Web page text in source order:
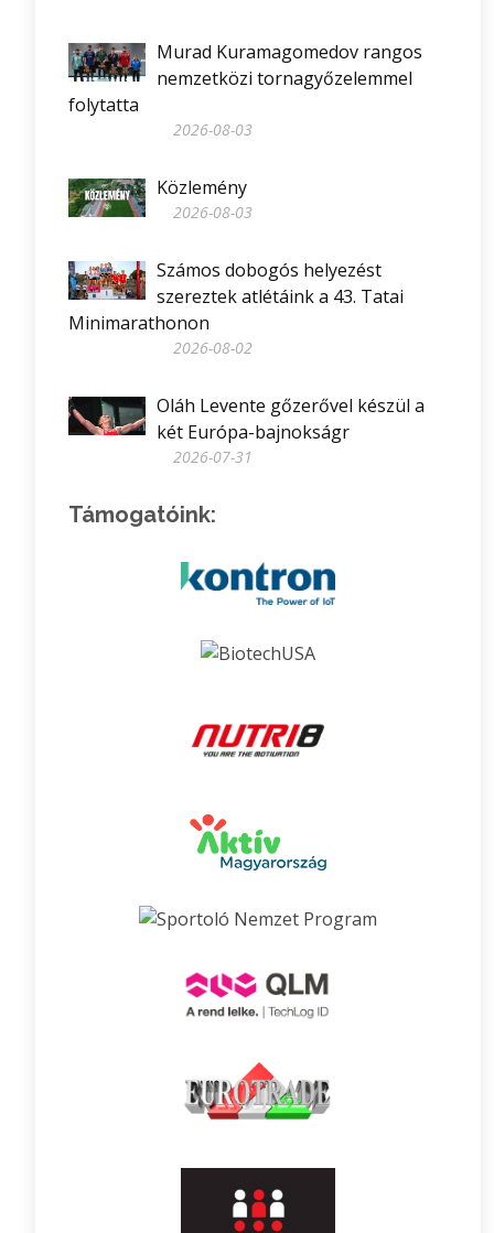
Murad Kuramagomedov rangos
nemzetközi tornagyőzelemmel
folytatta
2026-08-03
Közlemény
2026-08-03
Számos dobogós helyezést
szereztek atlétáink a 43. Tatai
Minimarathonon
2026-08-02
Oláh Levente gőzerővel készül a
két Európa-bajnokságr
2026-07-31
Támogatóink: